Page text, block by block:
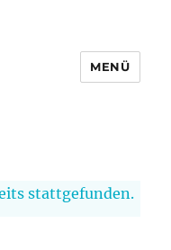
MENÜ
stattgefunden.